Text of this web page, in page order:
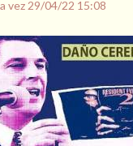
vez 29/04/22 15:08